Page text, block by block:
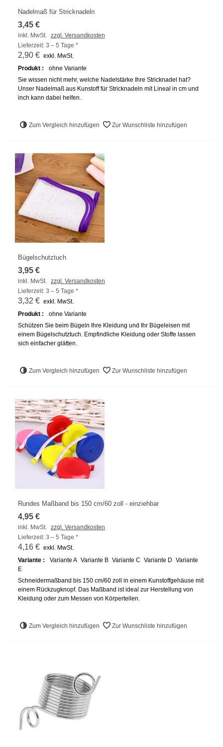
Nadelmaß für Stricknadeln
3,45 €
inkl. MwSt.
zzgl. Versandkosten
Lieferzeit: 3 – 5 Tage *
2,90 € exkl. MwSt.
Produkt :
ohne Variante
Sie wissen nicht mehr, welche Nadelstärke Ihre Stricknadel hat?
Unser Nadelmaß aus Kunstoff für Stricknadeln mit Lineal in cm und
inch kann dabei helfen.
Zum Vergleich hinzufügen Zur Wunschliste hinzufügen
Bügelschutztuch
3,95 €
inkl. MwSt. zzgl. Versandkosten
Lieferzeit: 3 – 5 Tage *
3,32 € exkl. MwSt.
Produkt :
ohne Variante
Schützen Sie beim Bügeln Ihre Kleidung und Ihr Bügeleisen mit
einem Bügelschutztuch. Empfindliche Kleidung oder Stoffe lassen
sich einfacher glätten.
Zum Vergleich hinzufügen Zur Wunschliste hinzufügen
Rundes Maßband bis 150 cm/60 zoll - einziehbar
4,95 €
inkl. MwSt. zzgl. Versandkosten
Lieferzeit: 3 – 5 Tage *
4,16 € exkl. MwSt.
Variante :
Variante A Variante B Variante C Variante D Variante
E
Schneidermaßband bis 150 cm/60 zoll in einem Kunstoffgehäuse mit
einem Rückzugknopf. Das Maßband ist ideal zur Herstellung von
Kleidung oder zum Messen von Körperteilen.
Zum Vergleich hinzufügen Zur Wunschliste hinzufügen